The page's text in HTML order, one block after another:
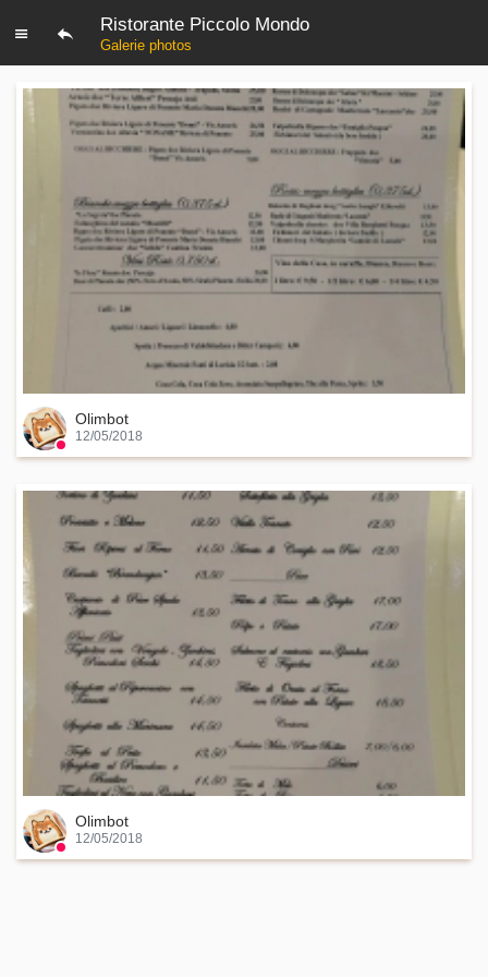
Ristorante Piccolo Mondo
Galerie photos
Olimbot
12/05/2018
Olimbot
12/05/2018